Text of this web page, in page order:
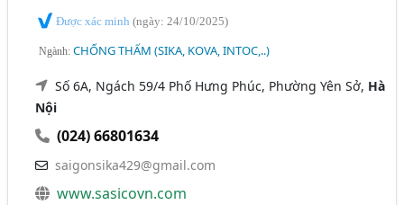
Được xác minh(ngày: 24/10/2025)
Ngành:CHỐNG THẤM (SIKA, KOVA, INTOC,..)
Số 6A, Ngách 59/4 Phố Hưng Phúc, Phường Yên Sở, Hà
Nội
(024) 66801634
saigonsika429@gmail.com
www.sasicovn.com